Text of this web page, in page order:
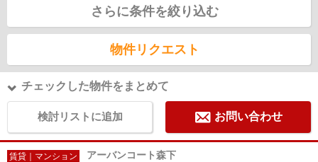
さらに条件を絞り込む
物件リクエスト
チェックした物件をまとめて
検討リストに追加 お問い合わせ
賃貸｜マンション アーバンコート森下